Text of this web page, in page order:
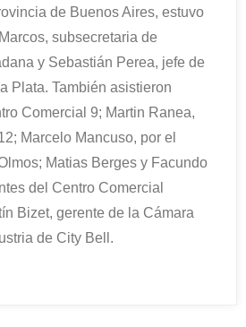
de Buenos Aires, estuvo
subsecretaria de
y Sebastián Perea, jefe de
Plata. También asistieron
Comercial 9; Martin Ranea,
Marcelo Mancuso, por el
Matias Berges y Facundo
del Centro Comercial
Bizet, gerente de la Cámara
de City Bell.